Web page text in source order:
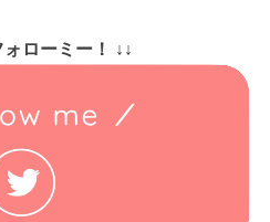
ォローミー！ ↓↓